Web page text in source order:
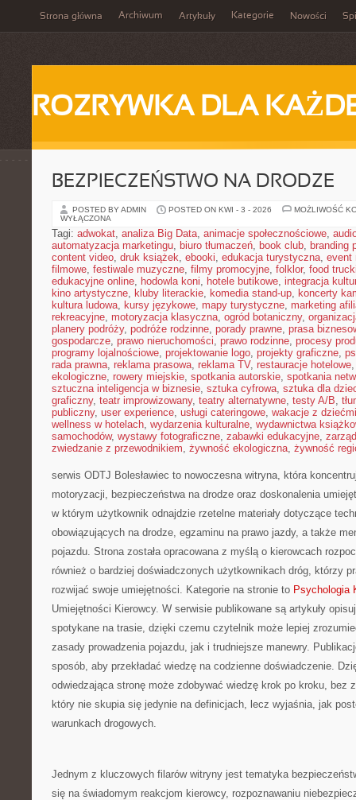
Strona główna Archiwum Artykuły Kategorie Nowości
ROZRYWKA DLA
BEZPIECZEŃSTWO NA DRODZE
POSTED BY ADMIN POSTED ON KWI - 3 - 2026
MOŻLIWOŚĆ
WYŁĄCZONA
Tagi: adwokat, analiza Big Data, animacje społecznościowe,
automatyzacja marketingu, biuro tłumaczeń, book club, branding
content video, druk książek, ebooki, edukacja turystyczna, event
filmowe, festiwale muzyczne, filmy promocyjne, folklor, food
edukacyjne online, hodowla koni, hotele butikowe, integracja
kino artystyczne, kluby literackie, komedia stand-up, koncerty
kultura ludowa, kursy językowe, mapy turystyczne, marketing
rekreacyjne, motoryzacja klasyczna, ogród botaniczny,
planery podróży, podróże rodzinne, porady prawne, prasa
gospodarcze, prawo nieruchomości, prawo rodzinne, procesy
programy lojalnościowe, projektowanie logo, projekty graficzne,
rada prawna, reklama prasowa, reklama TV, restauracje hotelowe
ekologiczne, rowery miejskie, spotkania autorskie, spotkania
sztuczna inteligencja w biznesie, sztuka cyfrowa, sztuka dla
graficzny, teatr improwizowany, teatry alternatywne, testy A/B,
publiczny, user experience, usługi cateringowe, wakacje z dziećmi
wellness w hotelach, wydarzenia kulturalne, wydawnictwa
samochodów, wystawy fotograficzne, zabawki edukacyjne,
zwiedzanie z przewodnikiem, żywność ekologiczna, żywność
serwis ODTJ Bolesławiec to nowoczesna witryna, która
motoryzacji, bezpieczeństwa na drodze oraz doskonalenia
w którym użytkownik odnajdzie rzetelne materiały dotyczące
obowiązujących na drodze, egzaminu na prawo jazdy, a także
pojazdu. Strona została opracowana z myślą o kierowcach
również o bardziej doświadczonych użytkownikach dróg, którzy
rozwijać swoje umiejętności. Kategorie na stronie to Psychologia
Umiejętności Kierowcy. W serwisie publikowane są artykuły
spotykane na trasie, dzięki czemu czytelnik może lepiej
zasady prowadzenia pojazdu, jak i trudniejsze manewry.
sposób, aby przekładać wiedzę na codzienne doświadczenie.
odwiedzająca stronę może zdobywać wiedzę krok po kroku, bez
który nie skupia się jedynie na definicjach, lecz wyjaśnia, jak
warunkach drogowych.
Jednym z kluczowych filarów witryny jest tematyka
się na świadomym reakcjom kierowcy, rozpoznawaniu